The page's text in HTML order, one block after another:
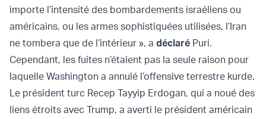
importe l’intensité des bombardements israéliens ou
américains, ou les armes sophistiquées utilisées, l’Iran
ne tombera que de l’intérieur », a déclaré Puri.
Cependant, les fuites n’étaient pas la seule raison pour
laquelle Washington a annulé l’offensive terrestre kurde.
Le président turc Recep Tayyip Erdogan, qui a noué des
liens étroits avec Trump, a averti le président américain